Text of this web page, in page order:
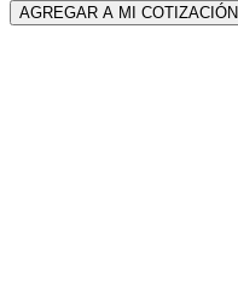
AGREGAR A MI COTIZACIÓN